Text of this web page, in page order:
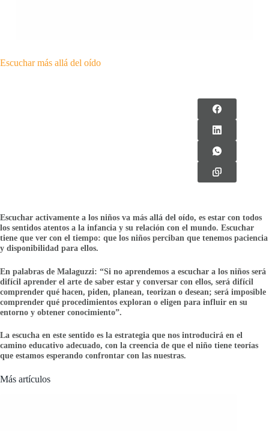
Escuchar más allá del oído
Escuchar activamente a los niños va más allá del oído, es estar con todos
los sentidos atentos a la infancia y su relación con el mundo. Escuchar
tiene que ver con el tiempo: que los niños perciban que tenemos paciencia
y disponibilidad para ellos.
En palabras de Malaguzzi: “Si no aprendemos a escuchar a los niños será
difícil aprender el arte de saber estar y conversar con ellos, será difícil
comprender qué hacen, piden, planean, teorizan o desean; será imposible
comprender qué procedimientos exploran o eligen para influir en su
entorno y obtener conocimiento”.
La escucha en este sentido es la estrategia que nos introducirá en el
camino educativo adecuado, con la creencia de que el niño tiene teorías
que estamos esperando confrontar con las nuestras.
Más artículos